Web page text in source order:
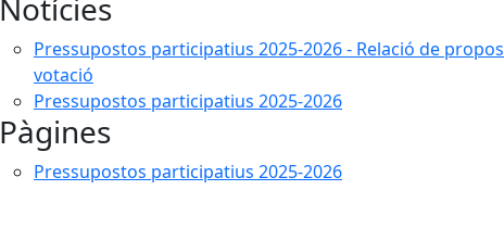
Notícies
Pressupostos participatius 2025-2026 - Relació de
votació
Pressupostos participatius 2025-2026
Pàgines
Pressupostos participatius 2025-2026